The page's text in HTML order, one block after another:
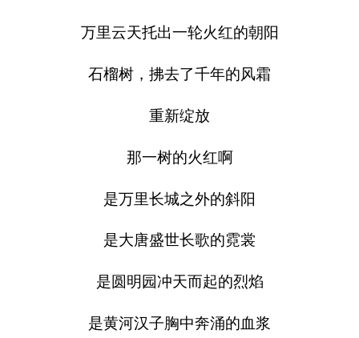
万里云天托出一轮火红的朝阳
石榴树，拂去了千年的风霜
重新绽放
那一树的火红啊
是万里长城之外的斜阳
是大唐盛世长歌的霓裳
是圆明园冲天而起的烈焰
是黄河汉子胸中奔涌的血浆